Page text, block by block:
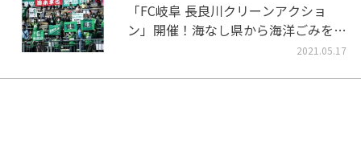
「FC岐阜 長良川クリーンアクショ
ン」開催！海なし県から海洋ごみをな
2021.05.17